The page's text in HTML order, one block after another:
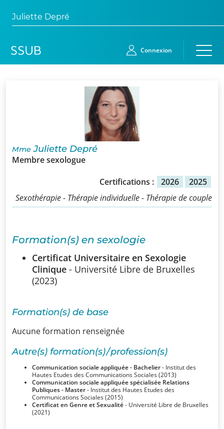
Juliette Depré
d’adhésion
sommes-
nous?
SSUB
Historique
La
Superviseurs
Comité
d’Ethique et de
Déontologique
Connexion
Mme Juliette Depré
Membre sexologue
Certifications :
2026
2025
Sexothérapie - Thérapie individuelle - Thérapie de couple
Formation(s) en sexologie
Certificat Universitaire en Sexologie
Clinique - Université Libre de Bruxelles
(2023)
Formation(s) de base
Aucune formation renseignée
Autre(s) formation(s) / profession(s)
Communication sociale appliquée - Bachelier- Institut des
Hautes Etudes des Communications Sociales (2013)
Communication sociale appliquée spécialisée Relations
Publiques - Master- Institut des Hautes Etudes des
Communications Sociales (2015)
Certificat en Genre et Sexualité- Université Libre de Bruxelles
(2021)